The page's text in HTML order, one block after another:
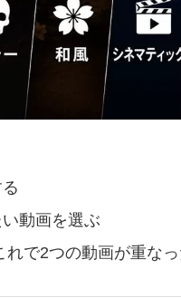
動画を選ぶ
で2つの動画が重なっ